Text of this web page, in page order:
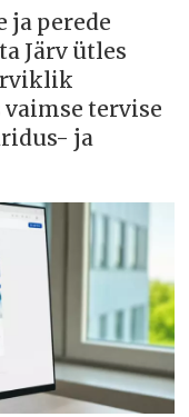
ja perede
Järv ütles
tervise
ja